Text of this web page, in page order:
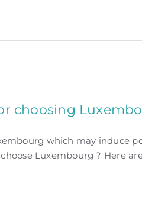
choosing
which may induce
Luxembourg ? Here